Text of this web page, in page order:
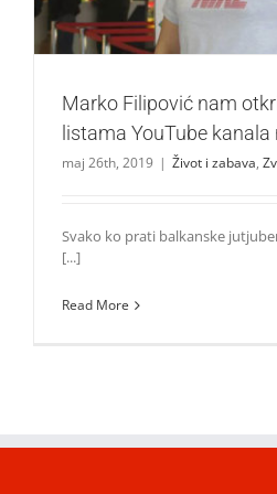
Marko Filipović nam
listama YouTube kanala
maj 26th, 2019 | Život i zabava,
Svako ko prati balkanske
[...]
Read More